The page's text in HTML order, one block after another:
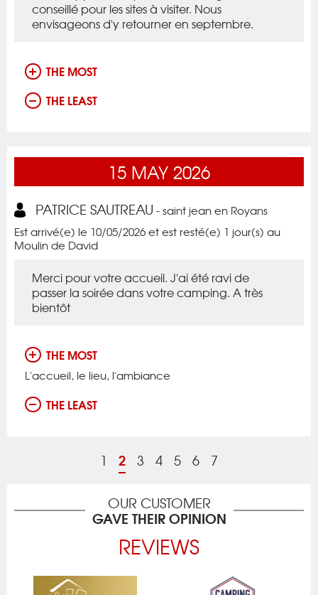
conseillé pour les sites à visiter. Nous
envisageons d'y retourner en septembre.
THE MOST
THE LEAST
15 MAY2026
PATRICE SAUTREAU - saint jean en Royans
Est arrivé(e) le 10/05/2026 et est resté(e) 1 jour(s) au
Moulin de David
Merci pour votre accueil. J'ai été ravi de
passer la soirée dans votre camping. A très
bientôt
THE MOST
L'accueil, le lieu, l'ambiance
THE LEAST
1 2 3 4 5 6 7
OUR CUSTOMER
GAVE THEIR OPINION
REVIEWS